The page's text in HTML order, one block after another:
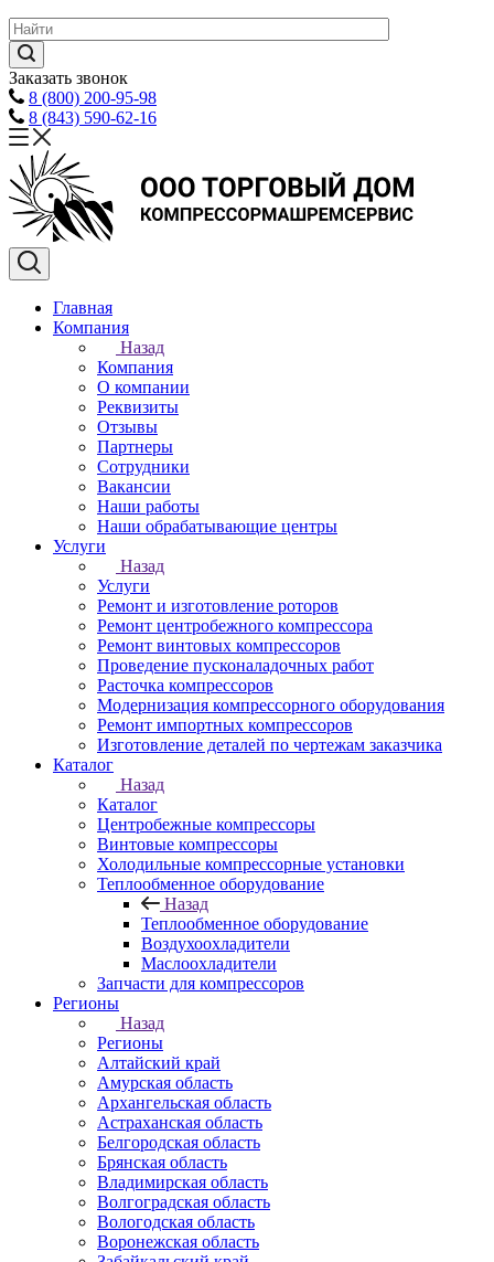
Заказать звонок
8 (800) 200-95-98
8 (843) 590-62-16
Главная
Компания
Назад
Компания
О компании
Реквизиты
Отзывы
Партнеры
Сотрудники
Вакансии
Наши работы
Наши обрабатывающие центры
Услуги
Назад
Услуги
Ремонт и изготовление роторов
Ремонт центробежного компрессора
Ремонт винтовых компрессоров
Проведение пусконаладочных работ
Расточка компрессоров
Модернизация компрессорного оборудования
Ремонт импортных компрессоров
Изготовление деталей по чертежам заказчика
Каталог
Назад
Каталог
Центробежные компрессоры
Винтовые компрессоры
Холодильные компрессорные установки
Теплообменное оборудование
Назад
Теплообменное оборудование
Воздухоохладители
Маслоохладители
Запчасти для компрессоров
Регионы
Назад
Регионы
Алтайский край
Амурская область
Архангельская область
Астраханская область
Белгородская область
Брянская область
Владимирская область
Волгоградская область
Вологодская область
Воронежская область